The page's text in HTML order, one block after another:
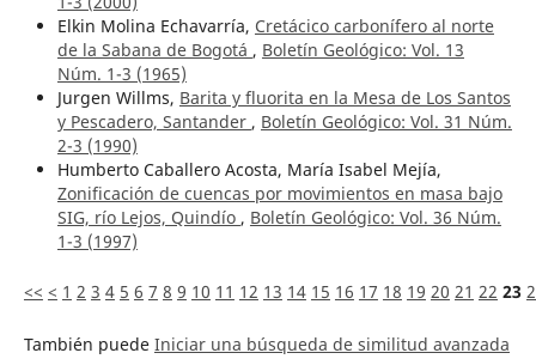
Elkin Molina Echavarría, Cretácico carbonífero al norte
de la Sabana de Bogotá , Boletín Geológico: Vol. 13
Núm. 1-3 (1965)
Jurgen Willms, Barita y fluorita en la Mesa de Los Santos
y Pescadero, Santander , Boletín Geológico: Vol. 31 Núm.
2-3 (1990)
Humberto Caballero Acosta, María Isabel Mejía,
Zonificación de cuencas por movimientos en masa bajo
SIG, río Lejos, Quindío , Boletín Geológico: Vol. 36 Núm.
1-3 (1997)
<< < 1 2 3 4 5 6 7 8 9 10 11 12 13 14 15 16 17 18 19 20 21 22 23
También puede Iniciar una búsqueda de similitud avanzada